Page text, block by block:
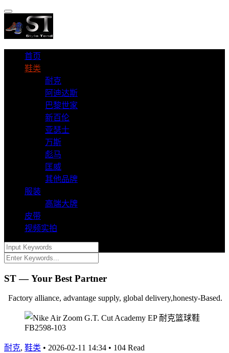
首页
鞋类
耐克
阿迪达斯
巴黎世家
新百伦
亚瑟士
万斯
彪马
匡威
其他品牌
服装
高端大牌
皮带
视频实拍
ST — Your Best Partner
Factory alliance, advantage supply, global delivery,honesty-Based.
耐克, 鞋类 • 2026-02-11 14:34 • 104 Read